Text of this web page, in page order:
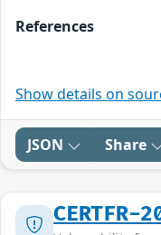
References
Show details on
JSON Share
CERTFR-